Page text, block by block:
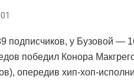
подписчиков, у Бузовой —
победил Конора
опередив хип-хоп-